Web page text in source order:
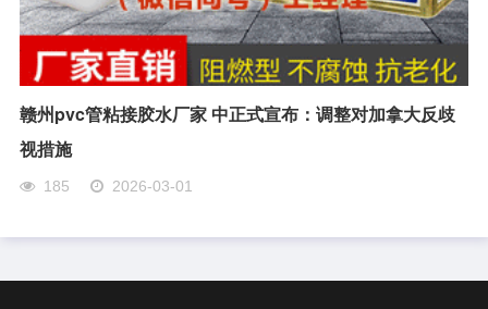
赣州pvc管粘接胶水厂家 中正式宣布：调整对加拿大反歧
视措施
185 2026-03-01